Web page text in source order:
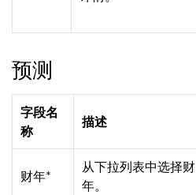
预测
字段名
称
描述
财年*
从下拉列表中选择财
年。